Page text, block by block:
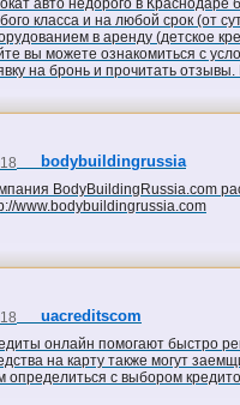
авто недорого в
класса и на любой срок (от
в аренду (детское
вы можете ознакомиться с
на бронь и прочитать
bodybuildingrussia
BodyBuildingRussia.com
www.bodybuildingrussia.com
uacreditscom
онлайн помогают быстро
на карту также могут
определиться с выбором